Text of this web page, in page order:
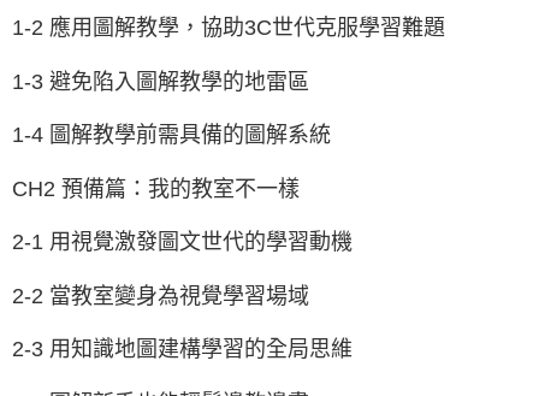
1-2 應用圖解教學，協助3C世代克服學習難題
1-3 避免陷入圖解教學的地雷區
1-4 圖解教學前需具備的圖解系統
CH2 預備篇：我的教室不一樣
2-1 用視覺激發圖文世代的學習動機
2-2 當教室變身為視覺學習場域
2-3 用知識地圖建構學習的全局思維